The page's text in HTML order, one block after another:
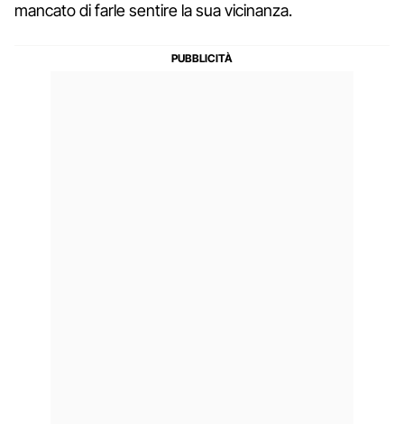
mancato di farle sentire la sua vicinanza.